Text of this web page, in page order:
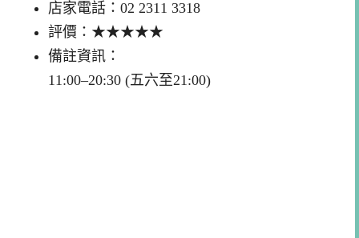
店家電話：02 2311 3318
評價：★★★★★
備註資訊：
11:00–20:30 (五六至21:00)